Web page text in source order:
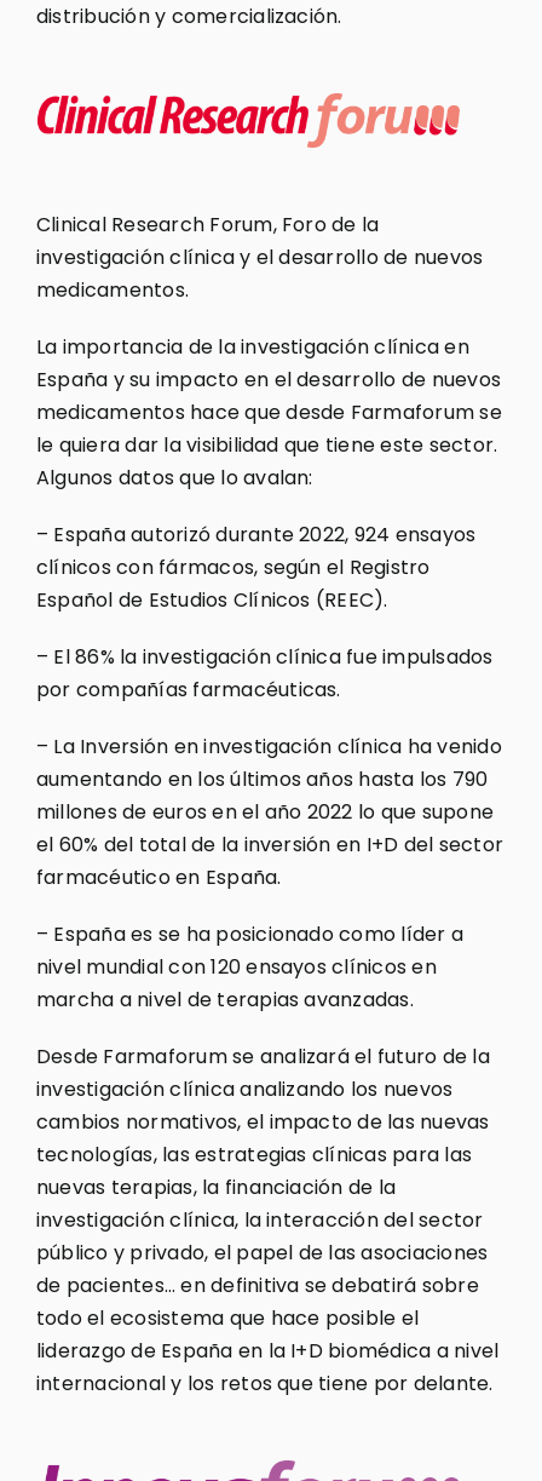
distribución y comercialización.
Clinical Research Forum, Foro de la
investigación clínica y el desarrollo de nuevos
medicamentos.
La importancia de la investigación clínica en
España y su impacto en el desarrollo de nuevos
medicamentos hace que desde Farmaforum se
le quiera dar la visibilidad que tiene este sector.
Algunos datos que lo avalan:
– España autorizó durante 2022, 924 ensayos
clínicos con fármacos, según el Registro
Español de Estudios Clínicos (REEC).
– El 86% la investigación clínica fue impulsados
por compañías farmacéuticas.
– La Inversión en investigación clínica ha venido
aumentando en los últimos años hasta los 790
millones de euros en el año 2022 lo que supone
el 60% del total de la inversión en I+D del sector
farmacéutico en España.
– España es se ha posicionado como líder a
nivel mundial con 120 ensayos clínicos en
marcha a nivel de terapias avanzadas.
Desde Farmaforum se analizará el futuro de la
investigación clínica analizando los nuevos
cambios normativos, el impacto de las nuevas
tecnologías, las estrategias clínicas para las
nuevas terapias, la financiación de la
investigación clínica, la interacción del sector
público y privado, el papel de las asociaciones
de pacientes… en definitiva se debatirá sobre
todo el ecosistema que hace posible el
liderazgo de España en la I+D biomédica a nivel
internacional y los retos que tiene por delante.